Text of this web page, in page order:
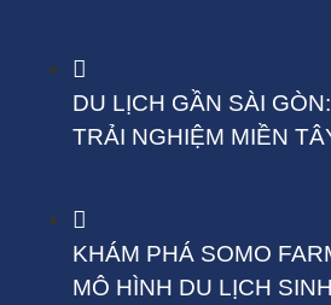
DU LỊCH GẦN SÀI
TRẢI NGHIỆM MIỀN
KHÁM PHÁ SOMO
MÔ HÌNH DU LỊCH